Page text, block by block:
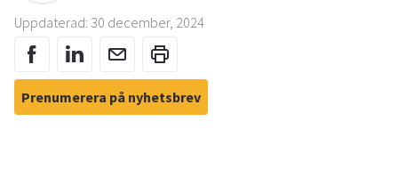
Uppdaterad: 30 december, 2024
Prenumerera på nyhetsbrev